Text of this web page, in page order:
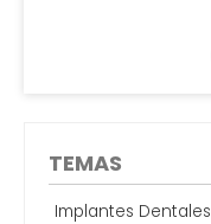
TEMAS
Implantes Dentales
dientes
técnicas?. Los